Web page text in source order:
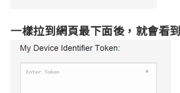
一樣拉到網頁最下面後，就會看